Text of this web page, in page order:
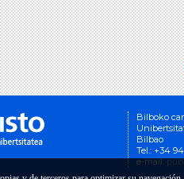
Bilboko
Bilbao
Tel.: +34
e-mail: